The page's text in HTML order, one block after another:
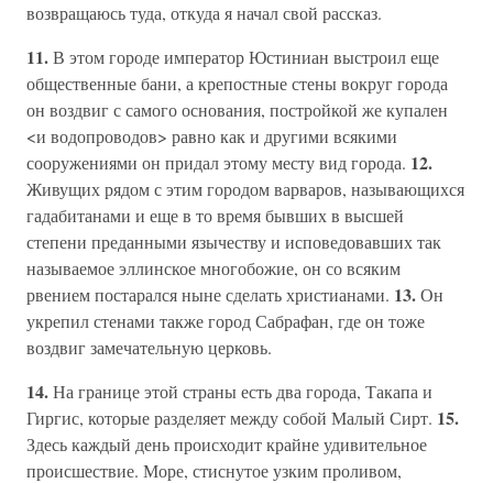
возвращаюсь туда, откуда я начал свой рассказ.
11.В этом городе император Юстиниан выстроил еще
общественные бани, а крепостные стены вокруг города
он воздвиг с самого основания, постройкой же купален
<и водопроводов> равно как и другими всякими
сооружениями он придал этому месту вид города. 12.
Живущих рядом с этим городом варваров, называющихся
гадабитанами и еще в то время бывших в высшей
степени преданными язычеству и исповедовавших так
называемое эллинское многобожие, он со всяким
рвением постарался ныне сделать христианами. 13.Он
укрепил стенами также город Сабрафан, где он тоже
воздвиг замечательную церковь.
14.На границе этой страны есть два города, Такапа и
Гиргис, которые разделяет между собой Малый Сирт. 15.
Здесь каждый день происходит крайне удивительное
происшествие. Море, стиснутое узким проливом,